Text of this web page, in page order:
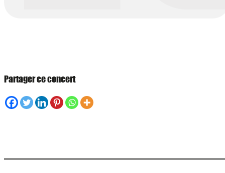
Partager ce concert